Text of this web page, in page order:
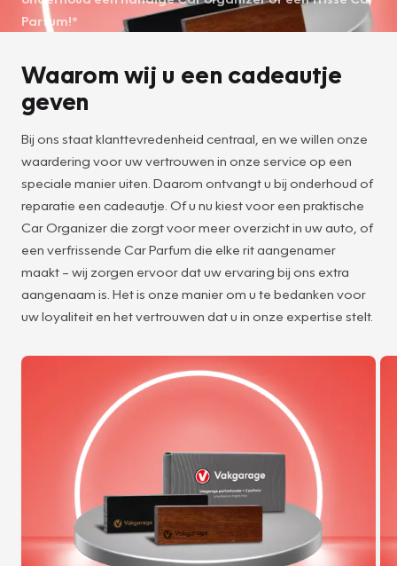
Parfum!*
Waarom wij u een cadeautje
geven
Bij ons staat klanttevredenheid centraal, en we willen onze
waardering voor uw vertrouwen in onze service op een
speciale manier uiten. Daarom ontvangt u bij onderhoud of
reparatie een cadeautje. Of u nu kiest voor een praktische
Car Organizer die zorgt voor meer overzicht in uw auto, of
een verfrissende Car Parfum die elke rit aangenamer
maakt – wij zorgen ervoor dat uw ervaring bij ons extra
aangenaam is. Het is onze manier om u te bedanken voor
uw loyaliteit en het vertrouwen dat u in onze expertise stelt.